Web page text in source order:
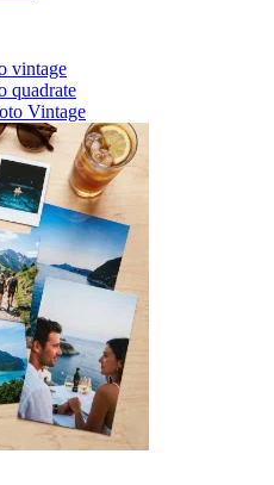
vintage
quadrate
Vintage